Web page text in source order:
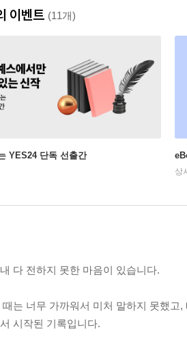
이벤트 (11개)
YES24 단독 선출간
상
다 전하지 못한 마음이 있습니다.
때는 너무 가까워서 미처 말하지 못했
시작된 기록입니다.